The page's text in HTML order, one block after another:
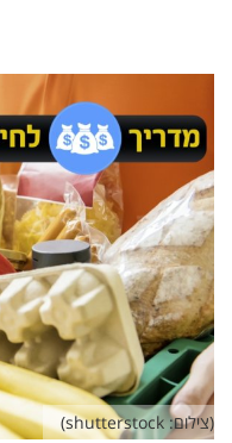
(צילום: shutterstock)